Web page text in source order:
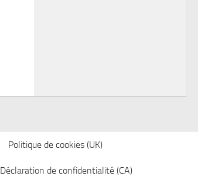
Politique de cookies (UK)
Déclaration de confidentialité (CA)